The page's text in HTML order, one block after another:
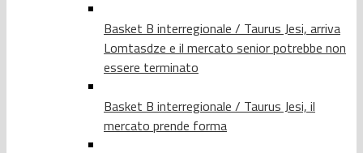
Basket B interregionale / Taurus Jesi, arriva
Lomtasdze e il mercato senior potrebbe non
essere terminato
Basket B interregionale / Taurus Jesi, il
mercato prende forma